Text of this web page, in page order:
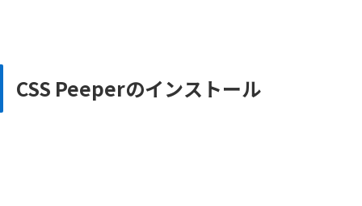
CSS Peeperのインストール